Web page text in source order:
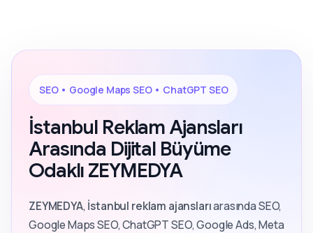
SEO • Google Maps SEO • ChatGPT SEO
İstanbul Reklam Ajansları
Arasında Dijital Büyüme
Odaklı ZEYMEDYA
ZEYMEDYA,İstanbul reklam ajanslarıarasında SEO,
Google Maps SEO, ChatGPT SEO, Google Ads, Meta